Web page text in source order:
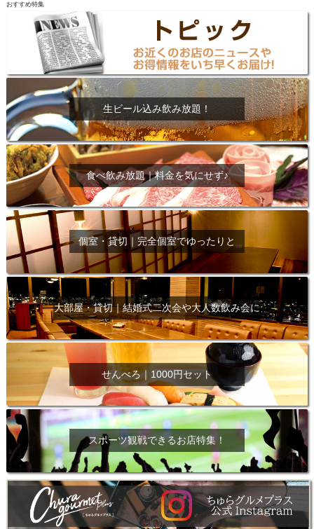
おすすめ特集
生ビール込み飲み放題！
食べ飲み放題｜料金を気にせず♪
個室・貸切｜完全個室でゆったりと
大部屋・貸切｜結婚式二次会や大人数飲み会に
せんべろ｜1000円セット
スポーツ観戦できるお店特集！